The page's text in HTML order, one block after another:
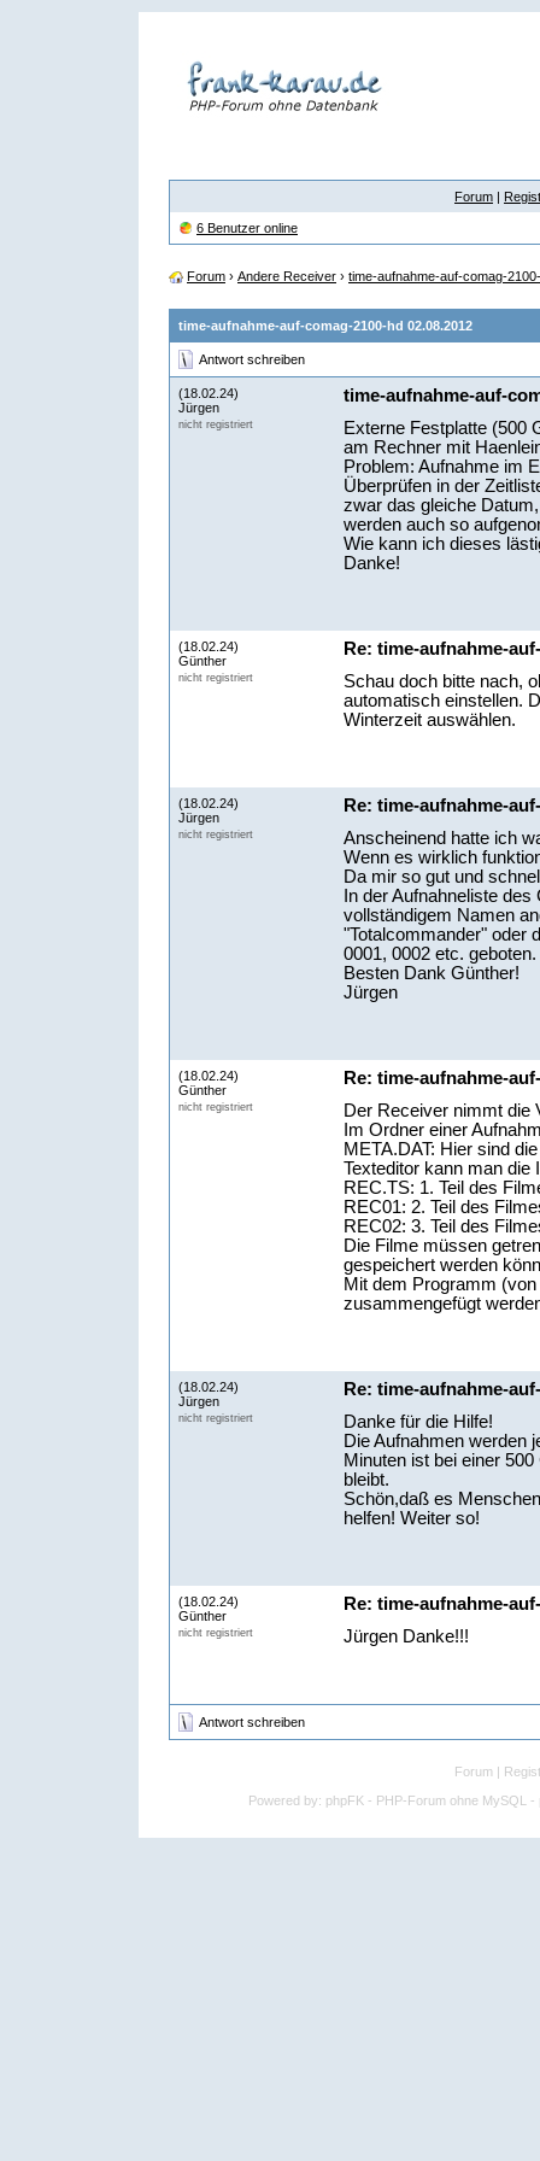
Forum |
6 Benutzer online
Forum › Andere Receiver › time-aufnahme-auf-comag-
time-aufnahme-auf-comag-2100-hd 02.08.2012
Antwort schreiben
(18.02.24)
Jürgen
nicht registriert
time-aufnahme-auf-
Externe Festplatte (500
am Rechner mit
Problem: Aufnahme im
Überprüfen in der
zwar das gleiche
werden auch so
Wie kann ich dieses
Danke!
(18.02.24)
Günther
nicht registriert
Re: time-aufnahme-
Schau doch bitte nach,
automatisch einstellen.
Winterzeit auswählen.
(18.02.24)
Jürgen
nicht registriert
Re: time-aufnahme-
Anscheinend hatte ich
Wenn es wirklich
Da mir so gut und
In der Aufnahneliste
vollständigem Namen
"Totalcommander" oder
0001, 0002 etc.
Besten Dank Günther!
Jürgen
(18.02.24)
Günther
nicht registriert
Re: time-aufnahme-
Der Receiver nimmt die
Im Ordner einer
META.DAT: Hier sind
Texteditor kann man die
REC.TS: 1. Teil des
REC01: 2. Teil des
REC02: 3. Teil des
Die Filme müssen
gespeichert werden
Mit dem Programm
zusammengefügt
(18.02.24)
Jürgen
nicht registriert
Re: time-aufnahme-
Danke für die Hilfe!
Die Aufnahmen werden
Minuten ist bei einer
bleibt.
Schön,daß es
helfen! Weiter so!
(18.02.24)
Günther
nicht registriert
Re: time-aufnahme-
Jürgen Danke!!!
Antwort schreiben
Forum |
Powered by: phpFK - PHP-Forum ohne MySQL -